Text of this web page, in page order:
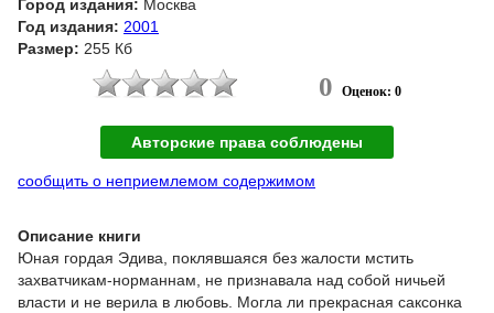
Город издания: Москва
Год издания: 2001
Размер: 255 Кб
0 Оценок: 0
Авторские права соблюдены
сообщить о неприемлемом содержимом
Описание книги
Юная гордая Эдива, поклявшаяся без жалости мстить
захватчикам-норманнам, не признавала над собой ничьей
власти и не верила в любовь. Могла ли прекрасная саксонка